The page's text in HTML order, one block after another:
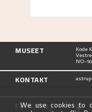
MUSEET Kode
NO-
KONTAKT
FØLG OSS
We use cookies to